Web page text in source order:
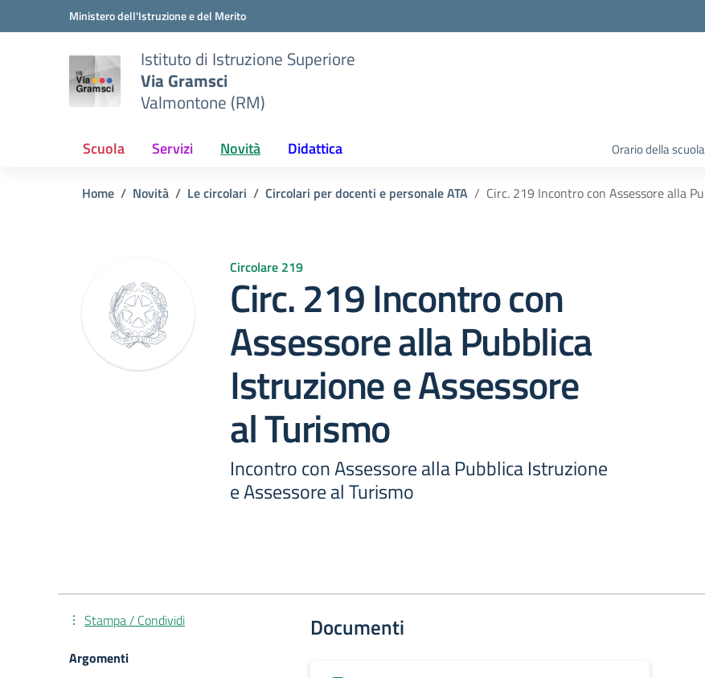
Vai ai contenuti
Vai al menu di navigazioneMinistero dell'Istruzione e del Merito
Istituto di Istruzione Superiore
Via Gramsci
Valmontone (RM)
Scuola Servizi Novità Didattica Orario della scuola
Home Novità Le circolari Circolari per docenti e personale ATA Circ. 219 Incontro con Assessore alla
Circolare 219
Circ. 219 Incontro con
Assessore alla Pubblica
Istruzione e Assessore
al Turismo
Incontro con Assessore alla Pubblica Istruzione
e Assessore al Turismo
Documenti
Stampa / Condividi
Argomenti